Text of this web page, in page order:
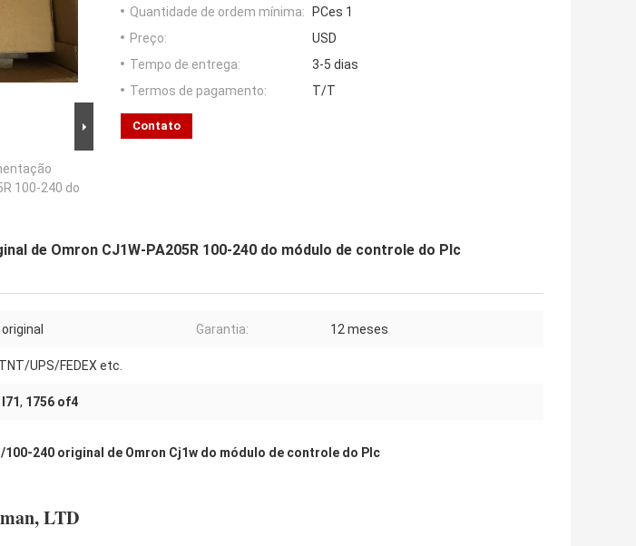
100-240 do
Quantidade de ordem mínima:
PCes 1
Preço:
USD
Tempo de entrega:
3-5 dias
Termos de pagamento:
T/T
Contato
de Omron CJ1W-PA205R 100-240 do módulo de controle do Plc
Garantia: 12 meses
UPS/FEDEX etc.
, 1756 of4
100-240 original de Omron Cj1w do módulo de controle do Plc
LTD